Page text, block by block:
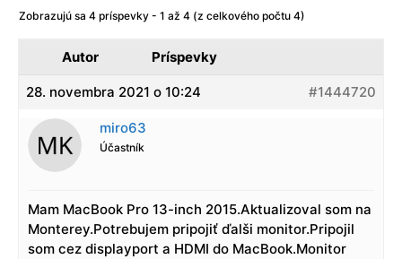
Zobrazujú sa 4 príspevky - 1 až 4 (z celkového počtu 4)
Autor Príspevky
28. novembra 2021 o 10:24 #1444720
miro63
Účastník
Mam MacBook Pro 13-inch 2015.Aktualizoval som na
Monterey.Potrebujem pripojiť ďalši monitor.Pripojil
som cez displayport a HDMI do MacBook.Monitor